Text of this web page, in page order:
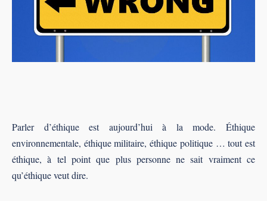
Parler d’éthique est aujourd’hui à la mode. Éthique
environnementale, éthique militaire, éthique politique … tout est
éthique, à tel point que plus personne ne sait vraiment ce
qu’éthique veut dire.